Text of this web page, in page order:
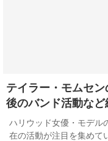
テイラー・モムセ
後のバンド活動など
ハリウッド女優・モデル
在の活動が注目を集めて